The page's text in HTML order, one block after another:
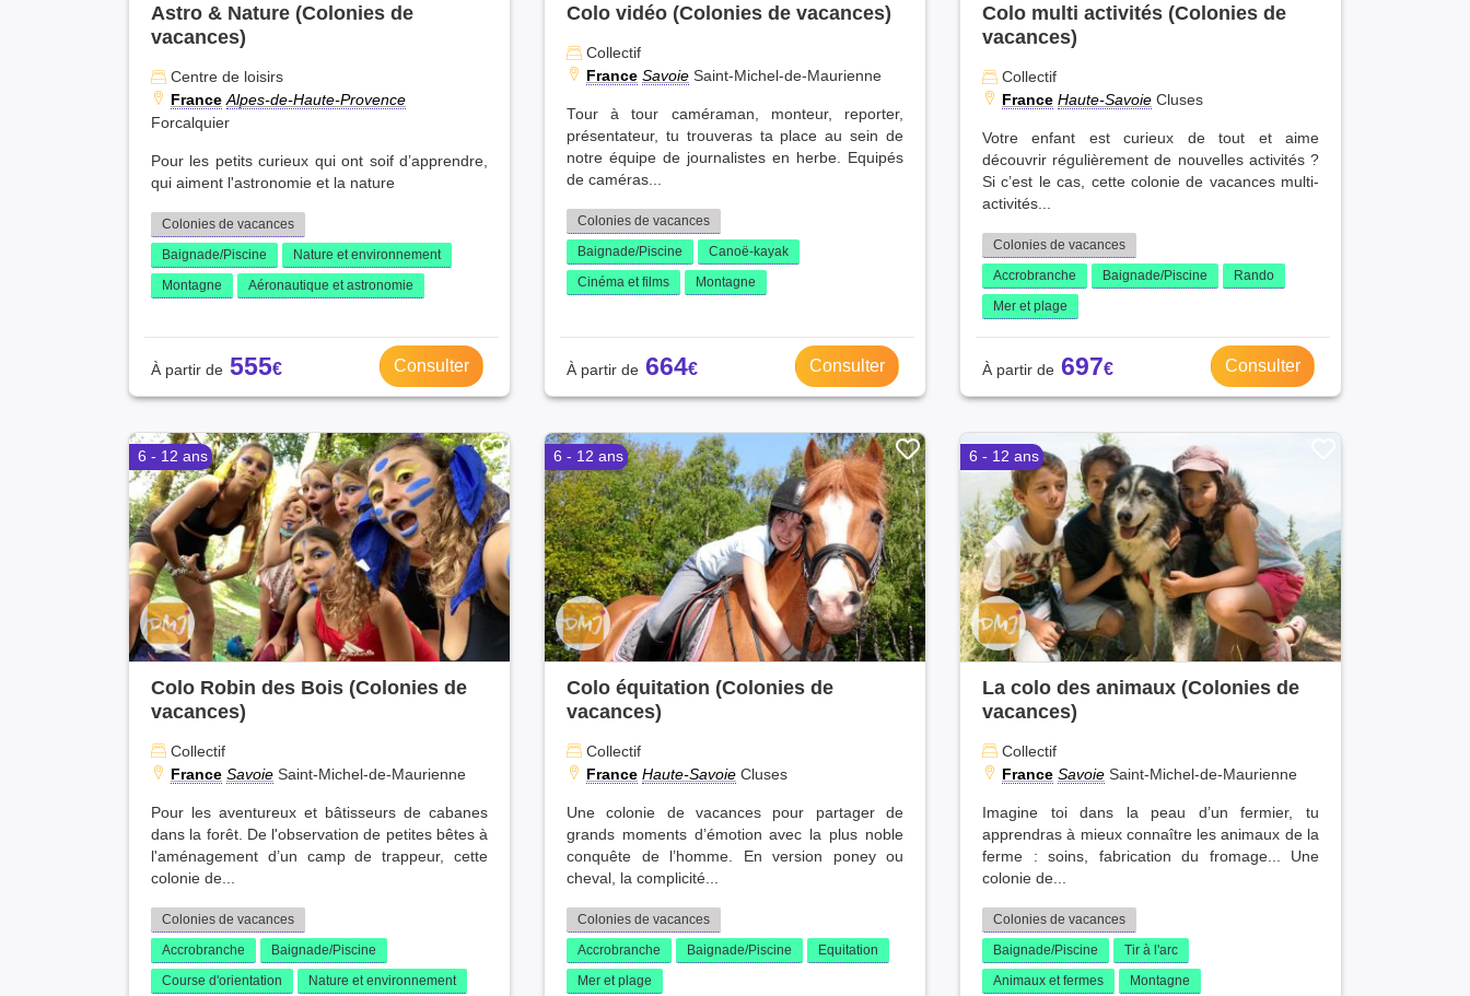
Astro & Nature (Colonies de
vacances)
Centre de loisirs
France Alpes-de-Haute-Provence
Forcalquier
Pour les petits curieux qui ont soif d’apprendre,
qui aiment l'astronomie et la nature
Colonies de vacances
Baignade/Piscine
Nature et environnement
Montagne
Aéronautique et astronomie
555 Consulter
Colo vidéo (Colonies de vacances)
Collectif
France Savoie Saint-Michel-de-Maurienne
Tour à tour caméraman, monteur, reporter,
présentateur, tu trouveras ta place au sein de
notre équipe de journalistes en herbe. Equipés
de caméras...
Colonies de vacances
Baignade/Piscine
Canoë-kayak
Cinéma et films
Montagne
664 Consulter
Colo multi activités (Colonies de
vacances)
Collectif
France Haute-Savoie Cluses
Votre enfant est curieux de tout et aime
découvrir régulièrement de nouvelles activités ?
Si c’est le cas, cette colonie de vacances multi-
activités...
Colonies de vacances
Accrobranche
Baignade/Piscine
Rando
Mer et plage
697 Consulter
6 - 12 ans
Colo Robin des Bois (Colonies de
vacances)
Collectif
France Savoie Saint-Michel-de-Maurienne
Pour les aventureux et bâtisseurs de cabanes
dans la forêt. De l'observation de petites bêtes à
l'aménagement d’un camp de trappeur, cette
colonie de...
Colonies de vacances
Accrobranche
Baignade/Piscine
Course d'orientation
Nature et environnement
6 - 12 ans
Colo équitation (Colonies de
vacances)
Collectif
France Haute-Savoie Cluses
Une colonie de vacances pour partager de
grands moments d’émotion avec la plus noble
conquête de l’homme. En version poney ou
cheval, la complicité...
Colonies de vacances
Accrobranche
Baignade/Piscine
Equitation
Mer et plage
6 - 12 ans
La colo des animaux (Colonies de
vacances)
Collectif
France Savoie Saint-Michel-de-Maurienne
Imagine toi dans la peau d’un fermier, tu
apprendras à mieux connaître les animaux de la
ferme : soins, fabrication du fromage... Une
colonie de...
Colonies de vacances
Baignade/Piscine
Tir à l'arc
Animaux et fermes
Montagne